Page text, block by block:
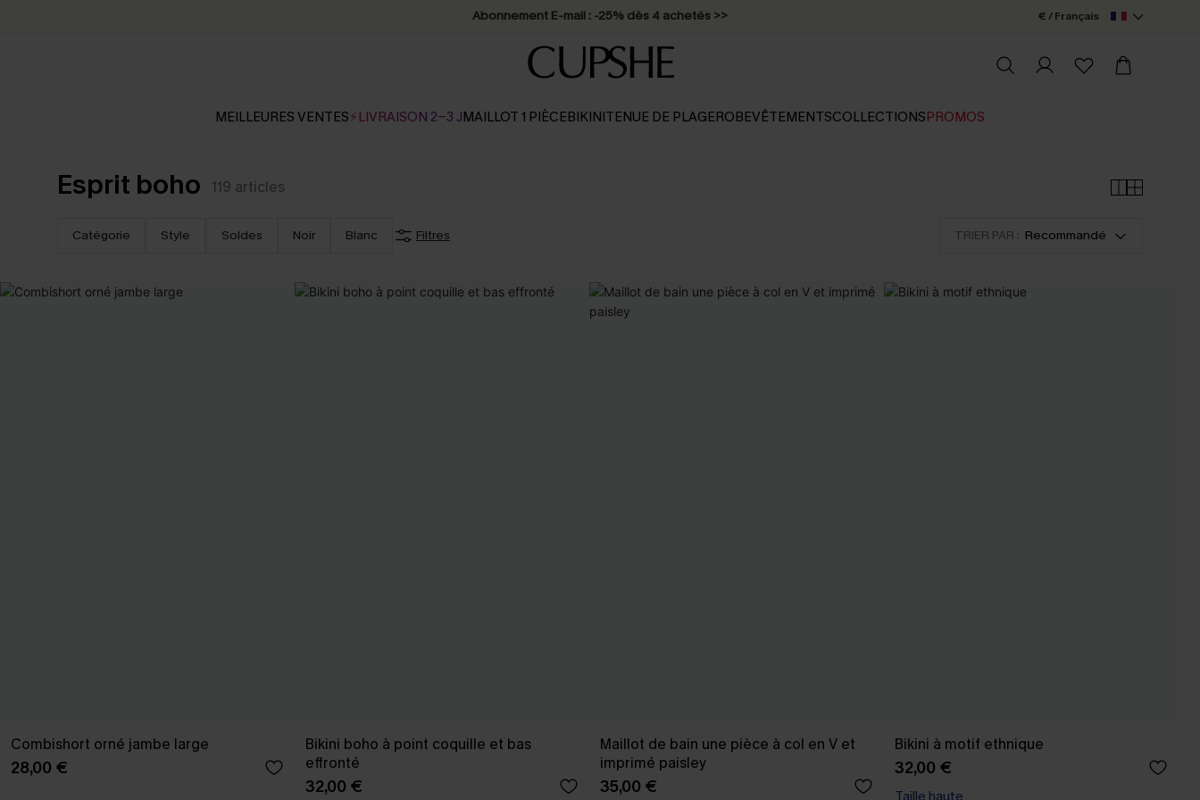
Abonnement E-mail : -25% dès 4 achetés >> € / Français
MEILLEURES VENTES⚡LIVRAISON 2-3 JMAILLOT 1 PIÈCEBIKINITENUE DE PLAGEROBEVÊTEMENTSCOLLECTIONSPROMOS
Esprit boho 119 articles
Catégorie Style Soldes Noir Blanc Filtres TRIER PAR : Recommandé
Combishort orné jambe large
28,00 €
Bikini boho à point coquille et bas
effronté
32,00 €
Maillot de bain une pièce à col en V et
imprimé paisley
35,00 €
Bikini à motif ethnique
32,00 €
Taille haute